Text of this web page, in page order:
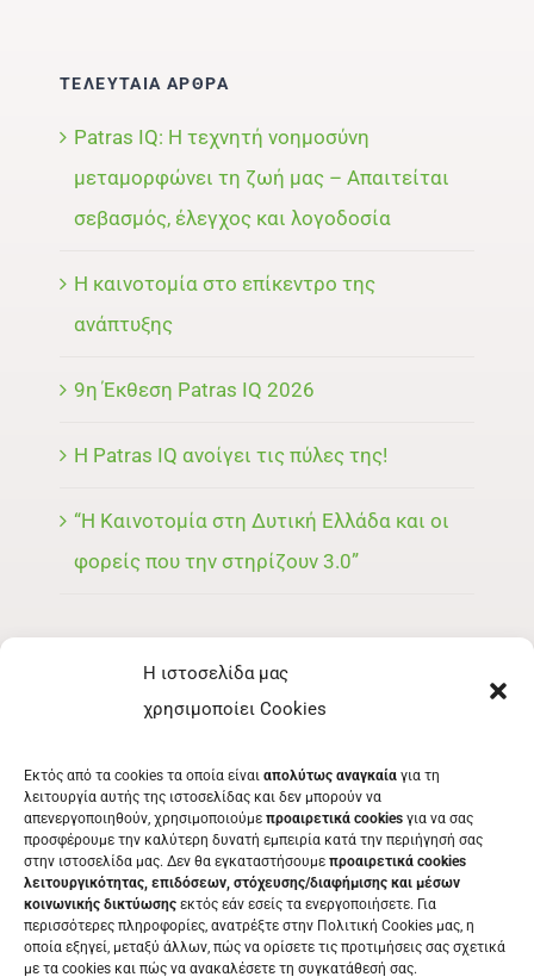
Η ιστοσελίδα μας
χρησιμοποίει Cookies
Εκτός από τα cookies τα οποία είναι απολύτως αναγκαία για τη
λειτουργία αυτής της ιστοσελίδας και δεν μπορούν να
απενεργοποιηθούν, χρησιμοποιούμε προαιρετικά cookies για να σας
προσφέρουμε την καλύτερη δυνατή εμπειρία κατά την περιήγησή σας
στην ιστοσελίδα μας. Δεν θα εγκαταστήσουμε προαιρετικά cookies
λειτουργικότητας, επιδόσεων, στόχευσης/διαφήμισης και μέσων
κοινωνικής δικτύωσης εκτός εάν εσείς τα ενεργοποιήσετε. Για
περισσότερες πληροφορίες, ανατρέξτε στην Πολιτική Cookies μας, η
οποία εξηγεί, μεταξύ άλλων, πώς να ορίσετε τις προτιμήσεις σας σχετικά
με τα cookies και πώς να ανακαλέσετε τη συγκατάθεσή σας.
ΤΕΛΕΥΤΑΙΑ ΑΡΘΡΑ
Patras IQ: Η τεχνητή νοημοσύνη
μεταμορφώνει τη ζωή μας – Απαιτείται
σεβασμός, έλεγχος και λογοδοσία
Η καινοτομία στο επίκεντρο της
ανάπτυξης
9η Έκθεση Patras IQ 2026
Η Patras IQ ανοίγει τις πύλες της!
“Η Καινοτομία στη Δυτική Ελλάδα και οι
φορείς που την στηρίζουν 3.0”
ΕΘΕΛΟΝΤΉΣ
ΤΑ ΝΈΑ ΜΑΣ
ΕΠΙΚΟΙΝΩΝΊΑ